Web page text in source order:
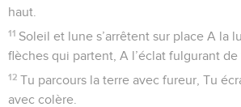
haut.
11 Soleil et lune s’arrêtent sur place A la
flèches qui partent, A l’éclat fulgurant de
12 Tu parcours la terre avec fureur, Tu
avec colère.